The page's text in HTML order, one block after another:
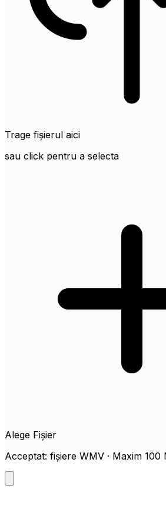
Trage fișierul aici
sau click pentru a selecta
Alege Fișier
Acceptat: fișiere WMV · Maxim